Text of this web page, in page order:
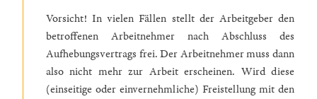
Vorsicht! In vielen Fällen stellt der Arbeitgeber den
betroffenen Arbeitnehmer nach Abschluss des
Aufhebungsvertrags frei. Der Arbeitnehmer muss dann
also nicht mehr zur Arbeit erscheinen. Wird diese
(einseitige oder einvernehmliche) Freistellung mit den